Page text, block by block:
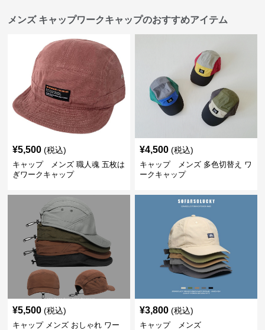
メンズ キャップワークキャップのおすすめアイテム
¥5,500 (税込)
キャップ メンズ 職人魂 五枚は
ぎワークキャップ
¥4,500 (税込)
キャップ メンズ 多色切替え ワ
ークキャップ
¥5,500 (税込)
キャップ メンズ おしゃれ ワー
¥3,800 (税込)
キャップ メンズ